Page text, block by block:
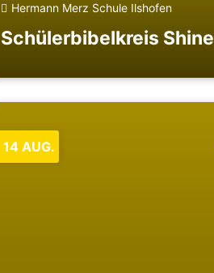
Hermann Merz Schule Ilshofen
Schülerbibelkreis Shine
14 AUG.